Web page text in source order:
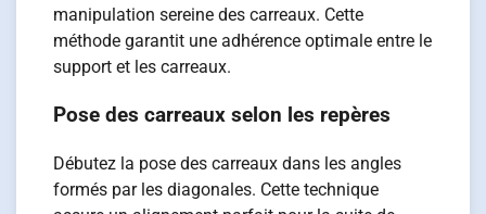
manipulation sereine des carreaux. Cette
méthode garantit une adhérence optimale entre le
support et les carreaux.
Pose des carreaux selon les repères
Débutez la pose des carreaux dans les angles
formés par les diagonales. Cette technique